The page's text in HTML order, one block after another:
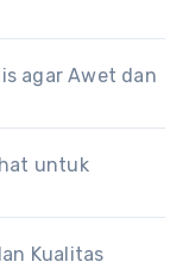
agar Awet dan
untuk
Kualitas